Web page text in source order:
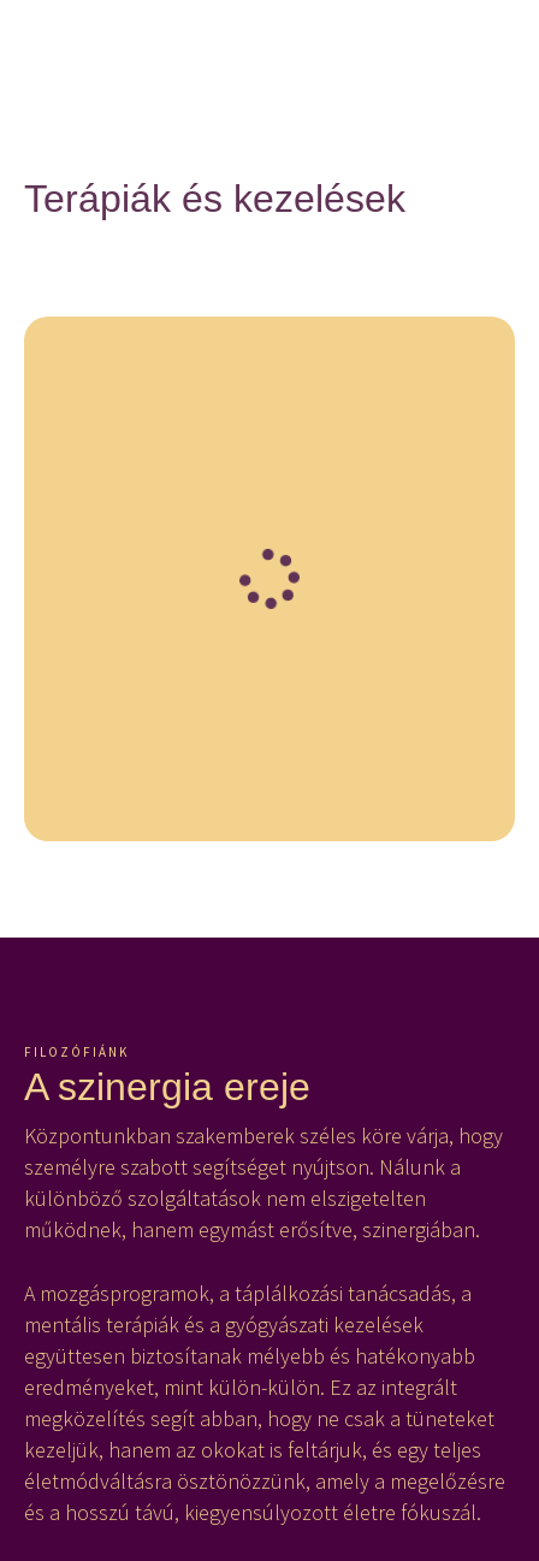
Terápiák és kezelések
FILOZÓFIÁNK
A szinergia ereje
Központunkban szakemberek széles köre várja, hogy
személyre szabott segítséget nyújtson. Nálunk a
különböző szolgáltatások nem elszigetelten
működnek, hanem egymást erősítve, szinergiában.
A mozgásprogramok, a táplálkozási tanácsadás, a
mentális terápiák és a gyógyászati kezelések
együttesen biztosítanak mélyebb és hatékonyabb
eredményeket, mint külön-külön. Ez az integrált
megközelítés segít abban, hogy ne csak a tüneteket
kezeljük, hanem az okokat is feltárjuk, és egy teljes
életmódváltásra ösztönözzünk, amely a megelőzésre
és a hosszú távú, kiegyensúlyozott életre fókuszál.